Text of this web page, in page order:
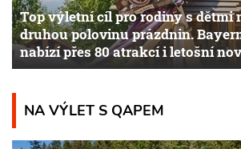
Top výletní cíl pro rodiny s dětmi
druhou polovinu prázdnin.
nabízí přes 80 atrakcí i letošní
NA VÝLET S QAPEM